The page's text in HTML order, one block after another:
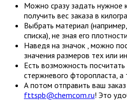
Можно сразу задать нужное
получить вес заказа в
Выбрать материал
списка), не зная его
Наведя на значок , можно
значения размеров тех или
Есть возможность посчитать
стержневого фторопласта, а
А потом отправить ваш
fttspb@chemcom.ru! Это